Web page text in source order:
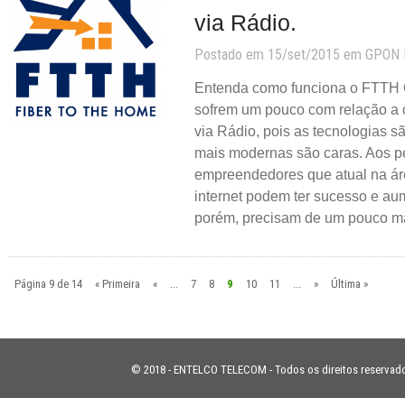
via Rádio.
Postado em 15/set/2015 em GPON
Entenda como funciona o
sofrem um pouco com relação
via Rádio, pois as tecnologias
mais modernas são caras. Aos
empreendedores que atual na
internet podem ter sucesso e
porém, precisam de um pouco
Página 9 de 14 « Primeira « 7 8 9 10 11 » Última »
© 2018 - ENTELCO TELECOM - Todos os direitos